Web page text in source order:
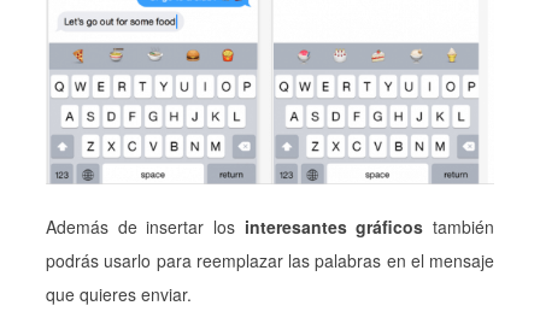
Además de insertar los interesantes gráficos también
podrás usarlo para reemplazar las palabras en el mensaje
que quieres enviar.